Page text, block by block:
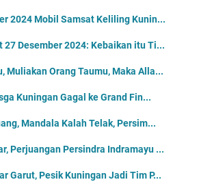
2024 Mobil Samsat Keliling Kunin...
27 Desember 2024: Kebaikan itu Ti...
Muliakan Orang Taumu, Maka Alla...
Kuningan Gagal ke Grand Fin...
Mandala Kalah Telak, Persim...
Perjuangan Persindra Indramayu ...
Garut, Pesik Kuningan Jadi Tim P...